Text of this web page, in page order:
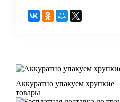
Аккуратно упакуем хрупкие
товары